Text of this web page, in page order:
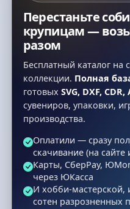
Перестаньте
крупицам —
разом
Бесплатный каталог на
коллекции. Полная
готовых SVG, DXF,
сувениров, упаковки,
производства.
Оплатили — сразу
скачивание (на сайте
Карты, СберPay,
через ЮКасса
И хобби-мастерской,
сотен разрозненных